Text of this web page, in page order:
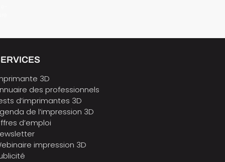
3D
des professionnels
d’imprimantes 3D
de l’impression 3D
d’emploi
impression 3D